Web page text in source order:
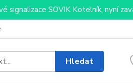
signalizace SOVIK Kotelník, nyní
Hledat